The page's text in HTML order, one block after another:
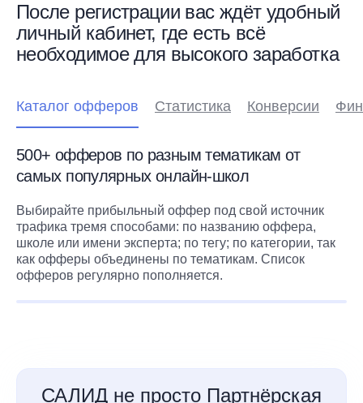
После регистрации вас ждёт удобный
личный кабинет, где есть всё
необходимое для высокого заработка
Каталог офферов Статистика Конверсии
500+ офферов по разным тематикам от
самых популярных онлайн-школ
Выбирайте прибыльный оффер под свой источник
трафика тремя способами: по названию оффера,
школе или имени эксперта; по тегу; по категории, так
как офферы объединены по тематикам. Список
офферов регулярно пополняется.
САЛИД не просто Партнёрская